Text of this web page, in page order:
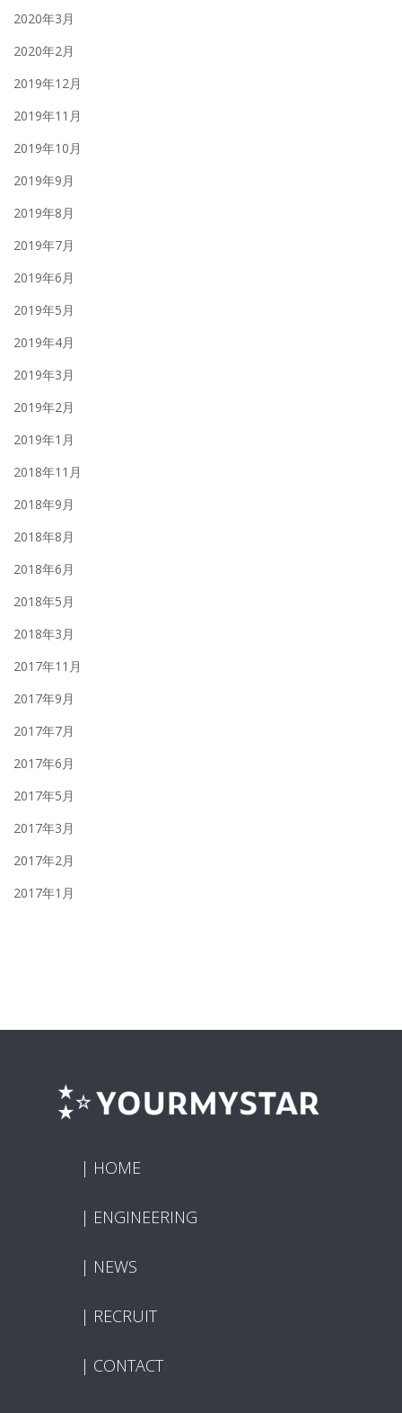
2020年3月
2020年2月
2019年12月
2019年11月
2019年10月
2019年9月
2019年8月
2019年7月
2019年6月
2019年5月
2019年4月
2019年3月
2019年2月
2019年1月
2018年11月
2018年9月
2018年8月
2018年6月
2018年5月
2018年3月
2017年11月
2017年9月
2017年7月
2017年6月
2017年5月
2017年3月
2017年2月
2017年1月
HOME
ENGINEERING
RECRUIT
CONTACT
NEWS